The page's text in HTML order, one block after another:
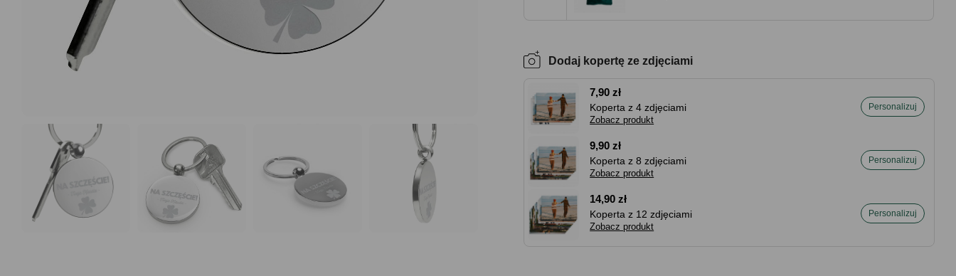
Dodaj kopertę ze zdjęciami
7,90 zł
Koperta z 4 zdjęciami
Zobacz produkt
Personalizuj
9,90 zł
Koperta z 8 zdjęciami
Zobacz produkt
Personalizuj
14,90 zł
Koperta z 12 zdjęciami
Zobacz produkt
Personalizuj